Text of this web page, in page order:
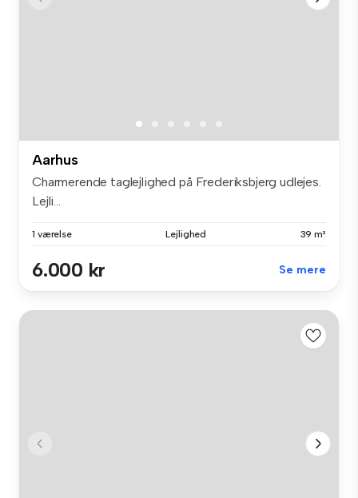
Aarhus
Charmerende taglejlighed på Frederiksbjerg udlejes.
Lejli...
1 værelse Lejlighed 39 m²
6.000 kr Se mere